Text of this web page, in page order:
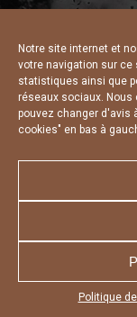
Notre site internet et
votre navigation sur ce
statistiques ainsi que
réseaux sociaux. Nous
pouvez changer d'avis
cookies" en bas à
Politique
Appuyez sur le
NOUS
CHARTE DE